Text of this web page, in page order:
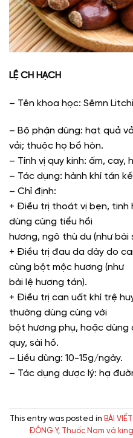
LỆ CH HẠCH
– Tên khoa học: Sêmn
– Bộ phận dùng: hạt quả
vải; thuộc họ bồ hòn.
– Tính vị quy kinh: ấm, cay,
– Tác dụng: hành khí tán
– Chỉ định:
+ Điều trị thoát vị bẹn, tinh
dùng cùng tiểu hồi
hương, ngô thù du (như bài
+ Điều trị đau da dày do
cùng bột mộc hương (như
bài lệ hương tán).
+ Điều trị can uất khí trệ
thường dùng cùng với
bột hương phụ, hoặc dùng
quy, sài hồ.
– Liều dùng: 10-15g/ngày.
– Tác dụng dược lý: hạ
This entry was posted in BÀI VIẾT
ĐÔNG Y, Thuốc Nam và